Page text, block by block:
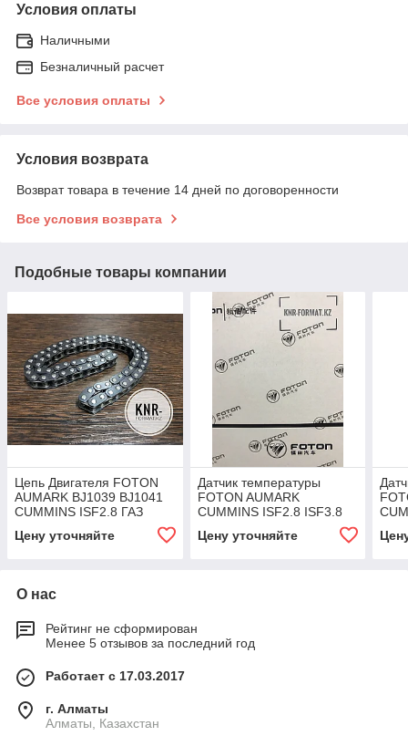
Условия оплаты
Наличными
Безналичный расчет
Все условия оплаты
Условия возврата
Возврат товара в течение 14 дней по договоренности
Все условия возврата
Подобные товары компании
Цепь Двигателя FOTON
AUMARK BJ1039 BJ1041
CUMMINS ISF2.8 ГАЗ
СОБОЛЬ 4982040
Цену уточняйте
Датчик температуры
FOTON AUMARK
CUMMINS ISF2.8 ISF3.8
4954905
Цену уточняйте
О нас
Рейтинг не сформирован
Менее 5 отзывов за последний год
Работает с 17.03.2017
г. Алматы
Алматы, Казахстан